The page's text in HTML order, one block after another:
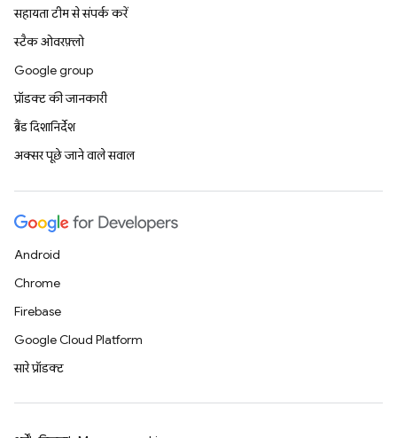
सहायता टीम से संपर्क करें
स्टैक ओवरफ़्लो
Google group
प्रॉडक्ट की जानकारी
ब्रैंड दिशानिर्देश
अक्सर पूछे जाने वाले सवाल
Android
Chrome
Firebase
Google Cloud Platform
सारे प्रॉडक्ट